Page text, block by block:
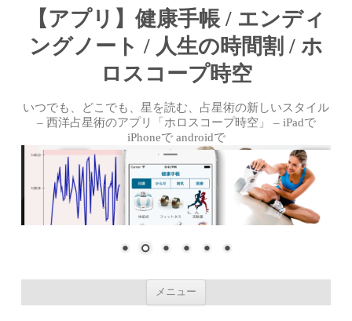
【アプリ】健康手帳 / エンディ
ングノート / 人生の時間割 / ホ
ロスコープ時空
いつでも、どこでも、星を読む、占星術の新しいスタイル
– 西洋占星術のアプリ「ホロスコープ時空」 – iPadで
iPhoneで androidで
メニュー